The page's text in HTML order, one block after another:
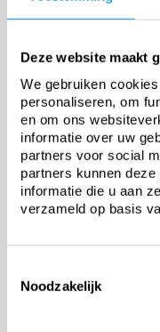
Deze website maakt
We gebruiken
personaliseren, om
en om ons
informatie over uw
partners voor social
partners kunnen
informatie die u aan
verzameld op basis
Noodzakelijk
Scheurweerstand
UV gestabiliseerd